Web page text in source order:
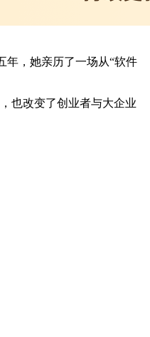
年，她亲历了一场从“软件
也改变了创业者与大企业